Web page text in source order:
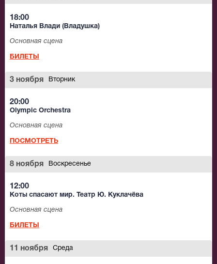
18:00
Наталья Влади (Владушка)
Основная сцена
БИЛЕТЫ
3 ноября Вторник
20:00
Olympic Orchestra
Основная сцена
ПОСМОТРЕТЬ
8 ноября Воскресенье
12:00
Коты спасают мир. Театр Ю. Куклачёва
Основная сцена
БИЛЕТЫ
11 ноября Среда